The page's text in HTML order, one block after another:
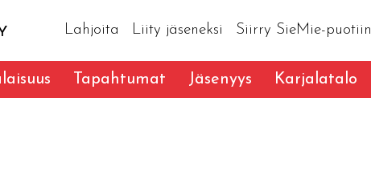
Lahjoita Liity jäseneksi Siirry SieMie-puotiin
Tapahtumat Jäsenyys Karjalatalo